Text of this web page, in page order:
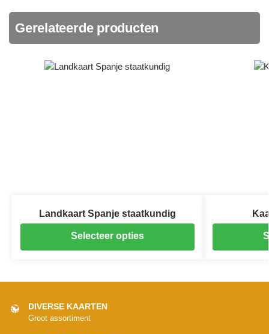
Gerelateerde producten
Landkaart Spanje staatkundig
Selecteer opties
DIVERSE KAARTEN
Groot assortiment